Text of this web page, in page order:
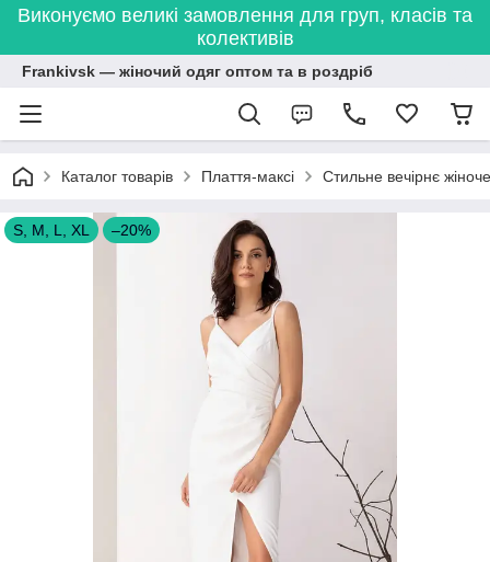
Виконуємо великі замовлення для груп, класів та
колективів
Frankivsk — жіночий одяг оптом та в роздріб
Каталог товарів Плаття-максі Стильне вечірнє
S, M, L, XL –20%